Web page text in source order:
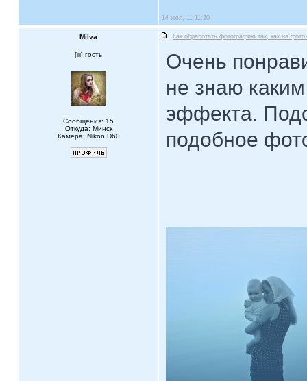
14 июл, 11 11:20
Milva Как обработать фотографию так, как на
[ ] гость
Сообщения: 15
Откуда: Минск
Камера: Nikon D60
Очень
не знаю
эффекта.
подобное